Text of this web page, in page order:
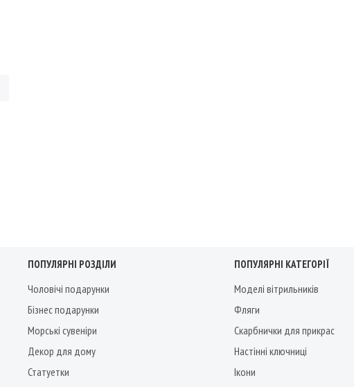
ПОПУЛЯРНІ РОЗДІЛИ
Чоловічі подарунки
Бізнес подарунки
Морські сувеніри
Декор для дому
Статуетки
ПОПУЛЯРНІ КАТЕГОРІЇ
Моделі вітрильників
Фляги
Скарбнички для прикрас
Настінні ключниці
Ікони